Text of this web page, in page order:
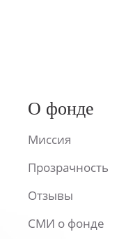
О фонде
Миссия
Прозрачность
Отзывы
СМИ о фонде